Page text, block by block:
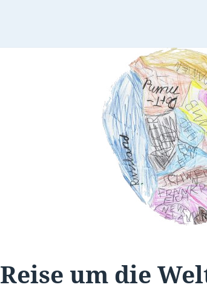
Reise um die